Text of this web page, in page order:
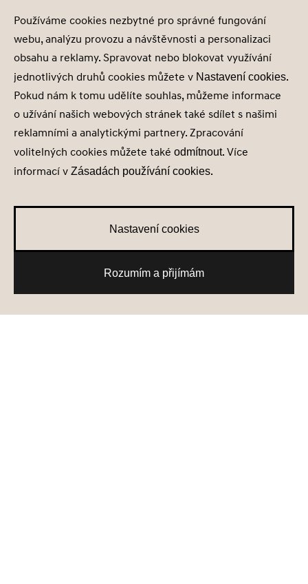
Nové skladové vozy Testovací jízda Získat nabídku Konfigurátor
Používáme cookies nezbytné pro správné fungování
webu, analýzu provozu a návštěvnosti a personalizaci
obsahu a reklamy. Spravovat nebo blokovat využívání
jednotlivých druhů cookies můžete v Nastavení cookies.
Pokud nám k tomu udělíte souhlas, můžeme informace
o užívání našich webových stránek také sdílet s našimi
reklamními a analytickými partnery. Zpracování
volitelných cookies můžete také odmítnout. Více
informací v Zásadách používání cookies.
Nastavení cookies
Rozumím a přijímám